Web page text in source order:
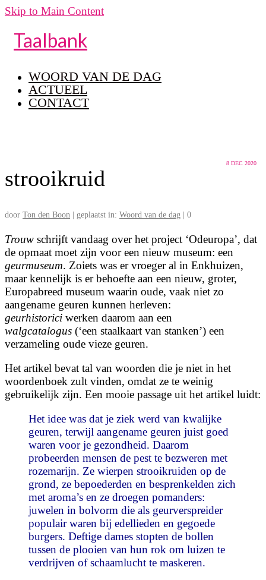
Skip to Main Content
Taalbank
WOORD VAN DE DAG
ACTUEEL
CONTACT
8 DEC 2020
strooikruid
door Ton den Boon geplaatst in: Woord van de dag 0
Trouw schrijft vandaag over het project ‘Odeuropa’, dat
de opmaat moet zijn voor een nieuw museum: een
geurmuseum. Zoiets was er vroeger al in Enkhuizen,
maar kennelijk is er behoefte aan een nieuw, groter,
Europabreed museum waarin oude, vaak niet zo
aangename geuren kunnen herleven:
geurhistorici werken daarom aan een
walgcatalogus (‘een staalkaart van stanken’) een
verzameling oude vieze geuren.
Het artikel bevat tal van woorden die je niet in het
woordenboek zult vinden, omdat ze te weinig
gebruikelijk zijn. Een mooie passage uit het artikel luidt:
Het idee was dat je ziek werd van kwalijke
geuren, terwijl aangename geuren juist goed
waren voor je gezondheid. Daarom
probeerden mensen de pest te bezweren met
rozemarijn. Ze wierpen strooikruiden op de
grond, ze bepoederden en besprenkelden zich
met aroma’s en ze droegen pomanders:
juwelen in bolvorm die als geurverspreider
populair waren bij edellieden en gegoede
burgers. Deftige ­dames stopten de bollen
tussen de plooien van hun rok om luizen te
verdrijven of schaamlucht te maskeren.